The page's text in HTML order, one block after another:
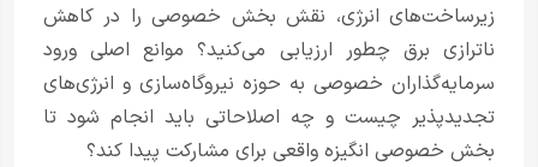
زیرساخت‌های انرژی، نقش بخش خصوصی را در کاهش
ناترازی برق چطور ارزیابی می‌کنید؟ موانع اصلی ورود
سرمایه‌گذاران خصوصی به حوزه نیروگاه‌سازی و انرژی‌های
تجدیدپذیر چیست و چه اصلاحاتی باید انجام شود تا
بخش خصوصی انگیزه واقعی برای مشارکت پیدا کند؟